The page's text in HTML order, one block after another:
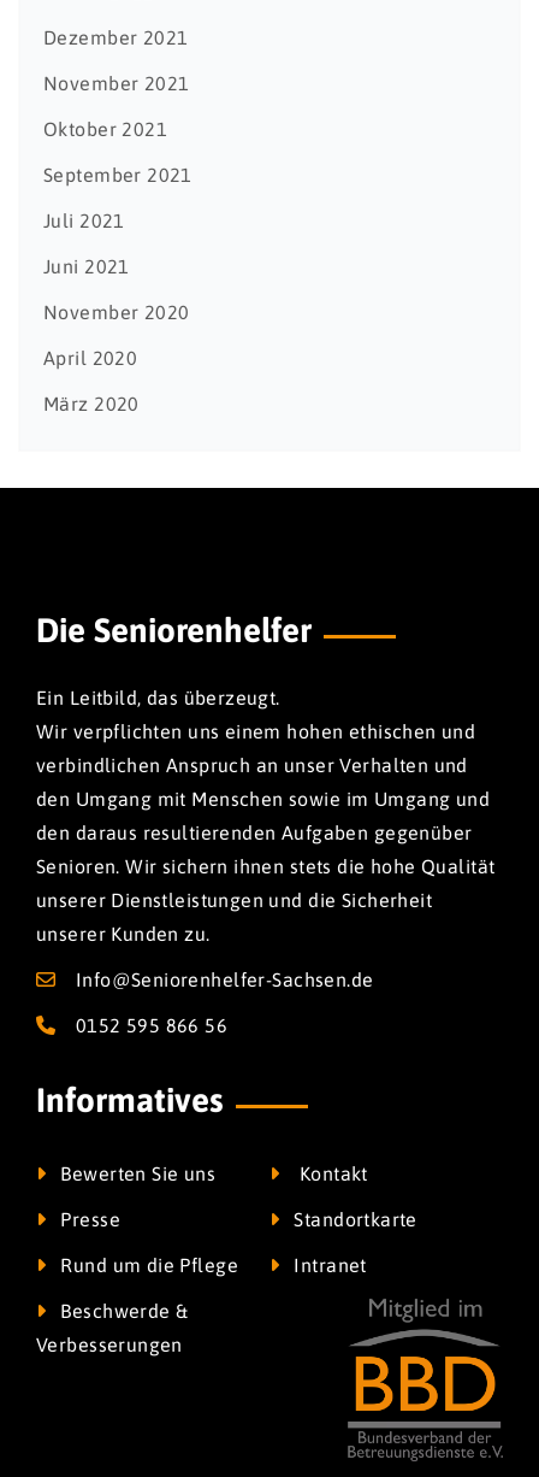
Dezember 2021
November 2021
Oktober 2021
September 2021
Juli 2021
Juni 2021
November 2020
April 2020
März 2020
Die Seniorenhelfer
Ein Leitbild, das überzeugt.
Wir verpflichten uns einem hohen ethischen und
verbindlichen Anspruch an unser Verhalten und
den Umgang mit Menschen sowie im Umgang und
den daraus resultierenden Aufgaben gegenüber
Senioren. Wir sichern ihnen stets die hohe Qualität
unserer Dienstleistungen und die Sicherheit
unserer Kunden zu.
Info@Seniorenhelfer-Sachsen.de
0152 595 866 56
Informatives
Bewerten Sie uns Kontakt
Presse Standortkarte
Rund um die Pflege Intranet
Beschwerde &
Verbesserungen